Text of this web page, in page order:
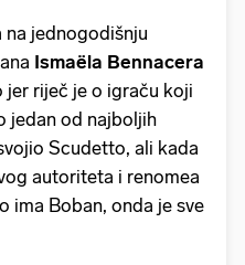
jednogodišnju
Ismaëla Bennacera
jer riječ je o igraču koji
jedan od najboljih
Scudetto, ali kada
autoriteta i renomea
ima Boban, onda je sve